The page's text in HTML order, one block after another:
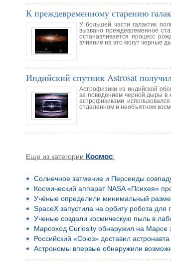
К преждевременному старению
У большей части галактик
вызвано преждевременное
останавливается процесс
влияние на это могут черные
Индийский спутник Astrosat
Астрофизики из индийской
за поведением черной дыры в
астрофизиками
отдаленном и необъятном
Еще из категории Космос:
Солнечное затмение и Персеиды
Космический аппарат NASA «Психея»
Учёные определили минимальный
SpaceX запустила на орбиту робота для
Ученые создали космическую пыль в
Марсоход Curiosity обнаружил на Марсе
Российский «Союз» доставил
Астрономы впервые обнаружили